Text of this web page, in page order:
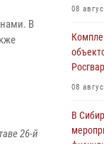
В
26-й
08
08
В